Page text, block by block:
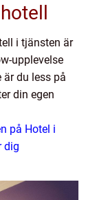
i tjänsten är
upplevelse
du less på
din egen
på Hotel i
dig